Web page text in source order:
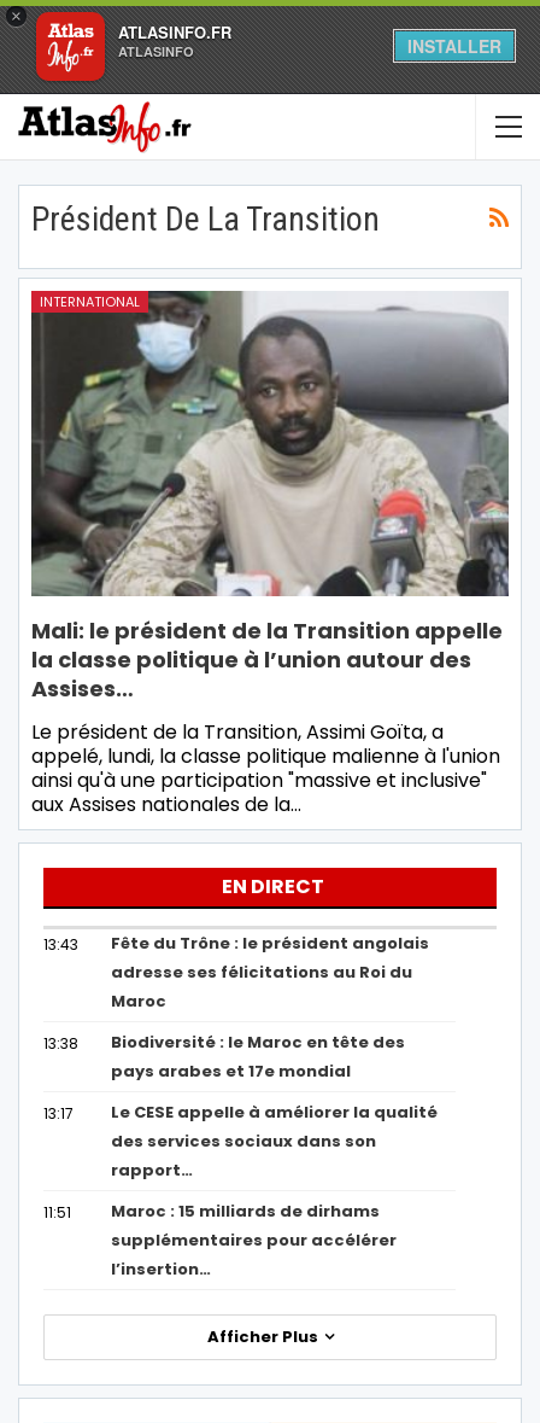
×
ATLASINFO.FR
ATLASINFO INSTALLER
Président De La Transition
INTERNATIONAL
Mali: le président de la Transition appelle
la classe politique à l’union autour des
Assises…
Le président de la Transition, Assimi Goïta, a
appelé, lundi, la classe politique malienne à l'union
ainsi qu'à une participation "massive et inclusive"
aux Assises nationales de la…
EN DIRECT
13:43
Fête du Trône : le président angolais
adresse ses félicitations au Roi du
Maroc
13:38
Biodiversité : le Maroc en tête des
pays arabes et 17e mondial
13:17
Le CESE appelle à améliorer la qualité
des services sociaux dans son
rapport…
11:51
Maroc : 15 milliards de dirhams
supplémentaires pour accélérer
l’insertion…
Afficher Plus